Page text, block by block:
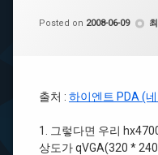
Posted on 2008-06-09
by
출처 : 하이엔트 PDA (
1. 그렇다면 우리
상도가 qVGA(320 *
Windows
련
한
리
(WM6)